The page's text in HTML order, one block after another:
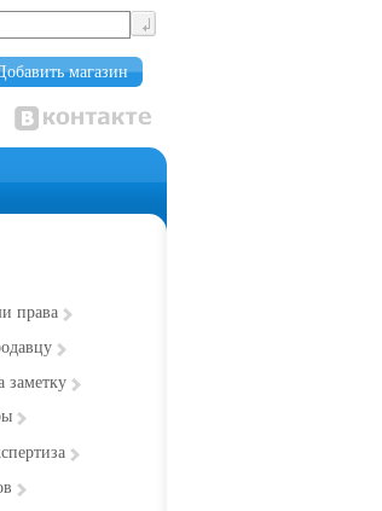
магазин
права
заметку